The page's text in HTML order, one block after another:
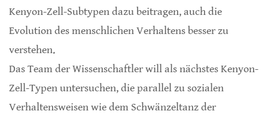
Kenyon-Zell-Subtypen dazu beitragen, auch die
Evolution des menschlichen Verhaltens besser zu
verstehen.
Das Team der Wissenschaftler will als nächstes Kenyon-
Zell-Typen untersuchen, die parallel zu sozialen
Verhaltensweisen wie dem Schwänzeltanz der